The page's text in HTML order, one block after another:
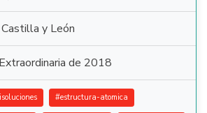
Castilla y León
Extraordinaria de 2018
#estructura-atomica